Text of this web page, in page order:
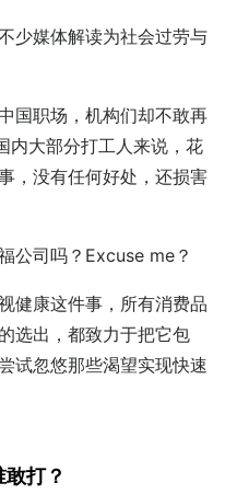
少媒体解读为社会过劳与
国职场，机构们却不敢再
内大部分打工人来说，花
，没有任何好处，还损害
公司吗？Excuse me？
健康这件事，所有消费品
选出，都致力于把它包
试忽悠那些渴望实现快速
打？